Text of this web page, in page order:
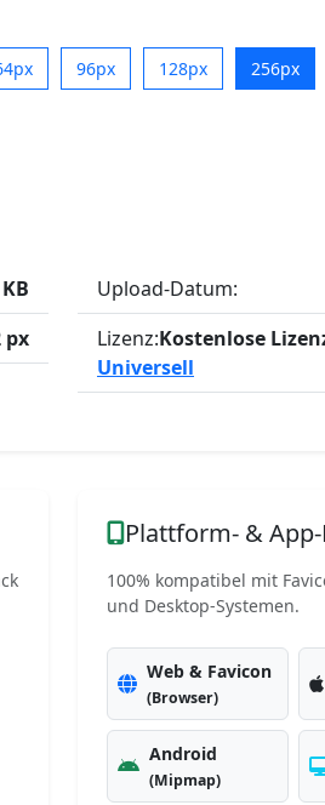
96px 128px 256px
px
Upload-Datum:
Lizenz:Kostenlose
Universell
Plattform- &
100% kompatibel mit
und Desktop-Systemen.
Web & Favicon
(Browser)
Android
(Mipmap)